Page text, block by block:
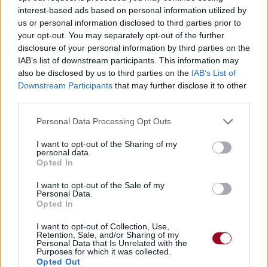
interest-based ads based on personal information utilized by
us or personal information disclosed to third parties prior to
your opt-out. You may separately opt-out of the further
disclosure of your personal information by third parties on the
IAB’s list of downstream participants. This information may
also be disclosed by us to third parties on the IAB’s List of
Downstream Participants that may further disclose it to other
Personal Data Processing Opt Outs
I want to opt-out of the Sharing of my
personal data.
Opted In
I want to opt-out of the Sale of my
Personal Data.
Opted In
I want to opt-out of Collection, Use,
Retention, Sale, and/or Sharing of my
Personal Data that Is Unrelated with the
Purposes for which it was collected.
Opted Out
Chanson sans vidéo Chanson sans vidéo
Chanson sans vidéo
Paroles + Traduction Téléchargement
Vidéos
Commentaires